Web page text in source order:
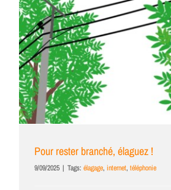
Pour rester branché, élaguez !
9/09/2025 | Tags: élagage, internet, téléphonie